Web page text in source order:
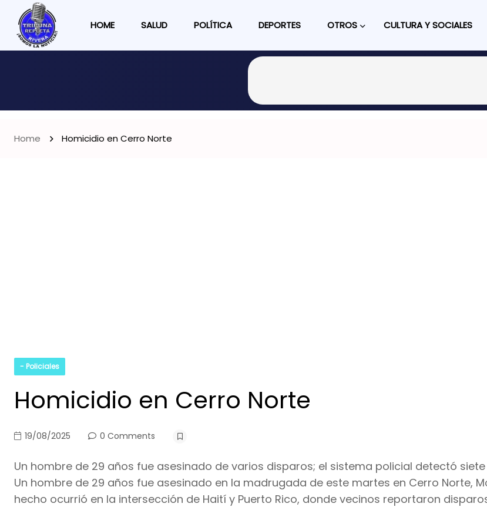
HOME SALUD POLÍTICA DEPORTES OTROS CULTURA Y SOCIALES
Home Homicidio en Cerro Norte
- Policiales
Homicidio en Cerro Norte
19/08/2025 0 Comments
Un hombre de 29 años fue asesinado de varios disparos; el sistema policial detectó
Un hombre de 29 años fue asesinado en la madrugada de este martes en Cerro Norte,
hecho ocurrió en la intersección de Haití y Puerto Rico, donde vecinos reportaron